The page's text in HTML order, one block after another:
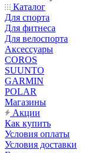
Каталог
Для спорта
Для фитнеса
Для велоспорта
Аксессуары
COROS
SUUNTO
GARMIN
POLAR
Магазины
Акции
Как купить
Условия оплаты
Условия доставки